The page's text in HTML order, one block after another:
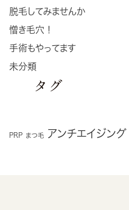
脱毛してみませんか
憎き毛穴！
手術もやってます
未分類
タグ
PRP まつ毛 アンチエイジング